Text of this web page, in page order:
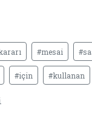
#mesai
#için #kullanan